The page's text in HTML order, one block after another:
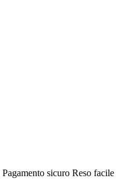
Pagamento sicuro Reso facile